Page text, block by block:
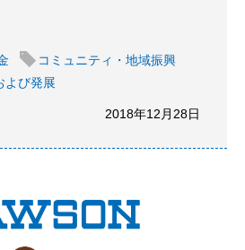
コミュニティ・地域振興
よび発展
2018年12月28日